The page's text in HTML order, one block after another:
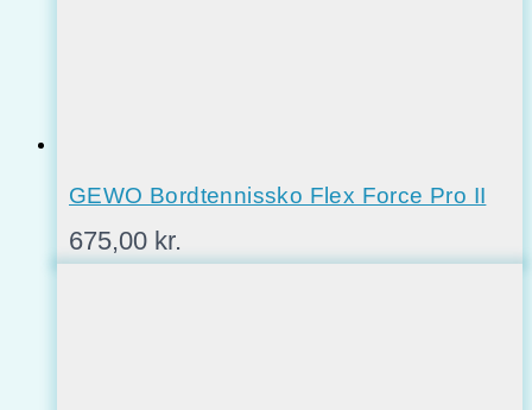
GEWO Bordtennissko Flex Force Pro II
675,00 kr.